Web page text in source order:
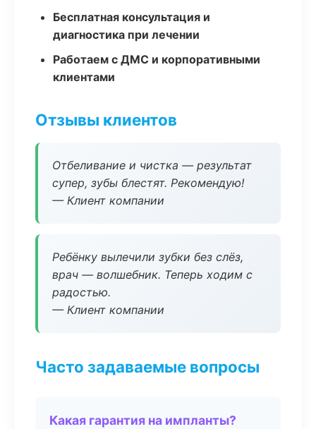
Бесплатная консультация и
диагностика при лечении
Работаем с ДМС и корпоративными
клиентами
Отзывы клиентов
Отбеливание и чистка — результат
супер, зубы блестят. Рекомендую!
— Клиент компании
Ребёнку вылечили зубки без слёз,
врач — волшебник. Теперь ходим с
радостью.
— Клиент компании
Часто задаваемые вопросы
Какая гарантия на импланты?